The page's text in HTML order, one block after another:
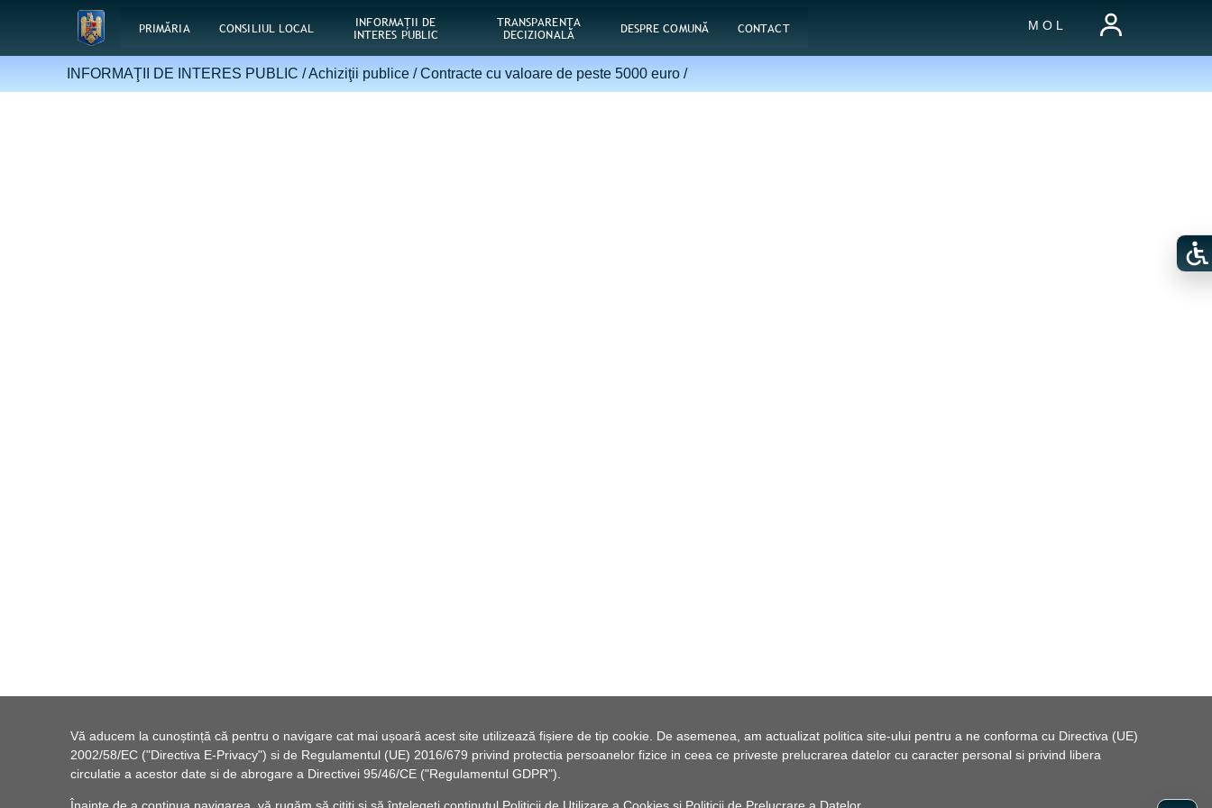
Vă aducem la cunoștință că pentru o navigare cat mai ușoară acest site utilizează fișiere de tip cookie. De asemenea, am actualizat politica site-ului pentru a ne conforma cu Directiva (UE)
2002/58/EC ("Directiva E-Privacy") si de Regulamentul (UE) 2016/679 privind protectia persoanelor fizice in ceea ce priveste prelucrarea datelor cu caracter personal si privind libera
circulatie a acestor date si de abrogare a Directivei 95/46/CE ("Regulamentul GDPR").
PRIMĂRIA CONSILIUL LOCAL INFORMAŢII DE
INTERES PUBLIC
TRANSPARENȚA
DECIZIONALĂ DESPRE COMUNĂ CONTACT M O L
INFORMAŢII DE INTERES PUBLIC /Achiziţii publice /Contracte cu valoare de peste 5000 euro /